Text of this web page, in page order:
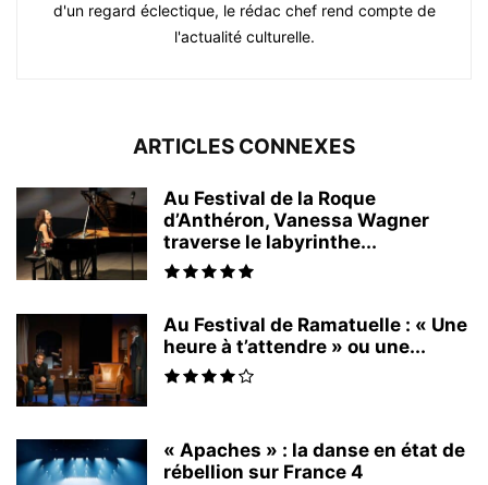
d'un regard éclectique, le rédac chef rend compte de
l'actualité culturelle.
ARTICLES CONNEXES
Au Festival de la Roque
d’Anthéron, Vanessa Wagner
traverse le labyrinthe...
Au Festival de Ramatuelle : « Une
heure à t’attendre » ou une...
« Apaches » : la danse en état de
rébellion sur France 4